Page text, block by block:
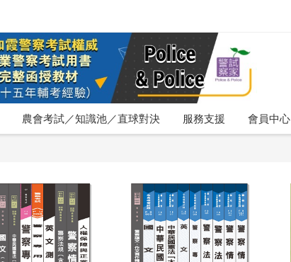
農會考試／知識池／直球對決 服務支援 會員中心